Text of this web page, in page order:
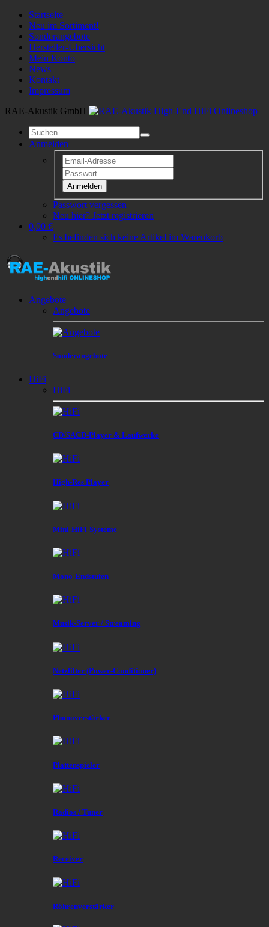
Startseite
Neu im Sortiment!
Sonderangebote
Hersteller-Übersicht
Mein Konto
News
Kontakt
Impressum
RAE-Akustik GmbH
Anmelden
Anmelden
Passwort vergessen
Neu hier? Jetzt registrieren
0,00 €
Es befinden sich keine Artikel im Warenkorb
Angebote
Angebote
Sonderangebote
HiFi
HiFi
CD/SACD-Player & Laufwerke
High-Res Player
Mini-HiFi-Systeme
Mono-Endstufen
Musik-Server / Streaming
Netzfilter (Power-Conditioner)
Phonoverstärker
Plattenspieler
Radios / Tuner
Receiver
Röhrenverstärker